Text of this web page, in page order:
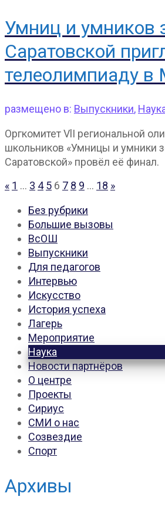
Умниц и умников
Саратовской
телеолимпиаду в
размещено в: Выпускники,
Оргкомитет VlI региональной
школьников «Умницы и умники
Саратовской» провёл её финал.
Пагинация
записей
« 1 … 3 4 5 6 7 8 9 … 18 »
Без рубрики
Большие вызовы
ВсОШ
Выпускники
Для педагогов
Интервью
Искусство
История успеха
Лагерь
Мероприятие
Наука
Новости партнёров
О центре
Проекты
Сириус
СМИ о нас
Созвездие
Спорт
Архивы